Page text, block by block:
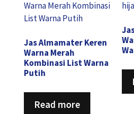
Jas Almamater Keren
Warna Merah
Kombinasi List Warna
Putih
Read more